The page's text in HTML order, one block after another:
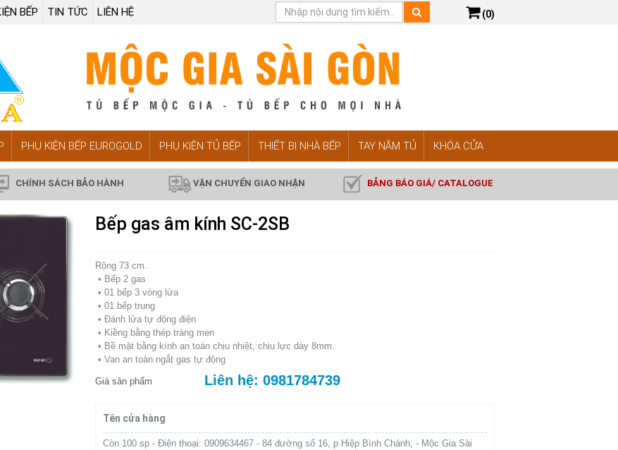
BẾP TIN TỨC LIÊN HỆ (0)
PHỤ KIỆN BẾP EUROGOLD PHỤ KIỆN TỦ BẾP THIẾT BỊ NHÀ BẾP TAY NẮM TỦ KHÓA CỬA
CHÍNH SÁCH BẢO HÀNH VẬN CHUYỂN GIAO NHẬN BẢNG BÁO GIÁ/ CATALOGUE
Bếp gas âm kính SC-2SB
Rộng 73 cm.
• Bếp 2 gas
• 01 bếp 3 vòng lửa
• 01 bếp trung
• Ðánh lửa tự động điện
• Kiềng bằng thép tráng men
• Bề mặt bằng kính an toàn chịu nhiệt, chịu lực dày 8mm.
• Van an toàn ngắt gas tự động
Giá sản phẩm Liên hệ: 0981784739
Tên cửa hàng
Còn 100 sp - Điện thoại: 0909634467 - 84 đường số 16, p Hiệp Bình Chánh, - Mộc Gia Sài